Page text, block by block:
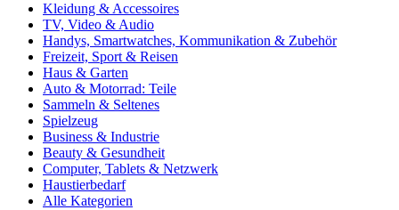
Kleidung & Accessoires
TV, Video & Audio
Handys, Smartwatches, Kommunikation & Zubehör
Freizeit, Sport & Reisen
Haus & Garten
Auto & Motorrad: Teile
Sammeln & Seltenes
Spielzeug
Business & Industrie
Beauty & Gesundheit
Computer, Tablets & Netzwerk
Haustierbedarf
Alle Kategorien